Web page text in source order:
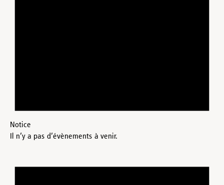
Notice
Il n’y a pas d’évènements à venir.